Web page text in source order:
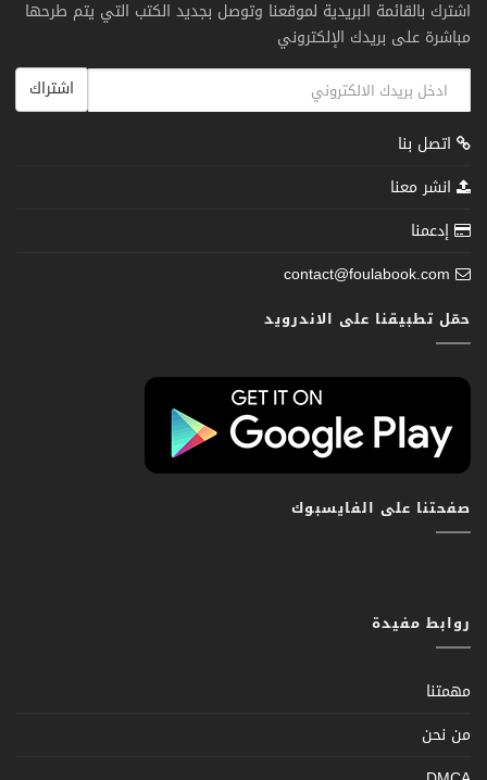
اشترك بالقائمة البريدية لموقعنا وتوصل بجديد الكتب التي يتم طرحها
مباشرة على بريدك الإلكتروني
اشتراك
اتصل بنا
انشر معنا
إدعمنا
contact@foulabook.com
حمّل تطبيقنا على الاندرويد
صفحتنا على الفايسبوك
روابط مفيدة
مهمتنا
من نحن